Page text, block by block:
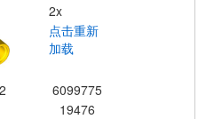
2x
点击重新
加载
6099775
19476